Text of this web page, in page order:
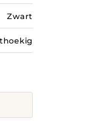
Zwart